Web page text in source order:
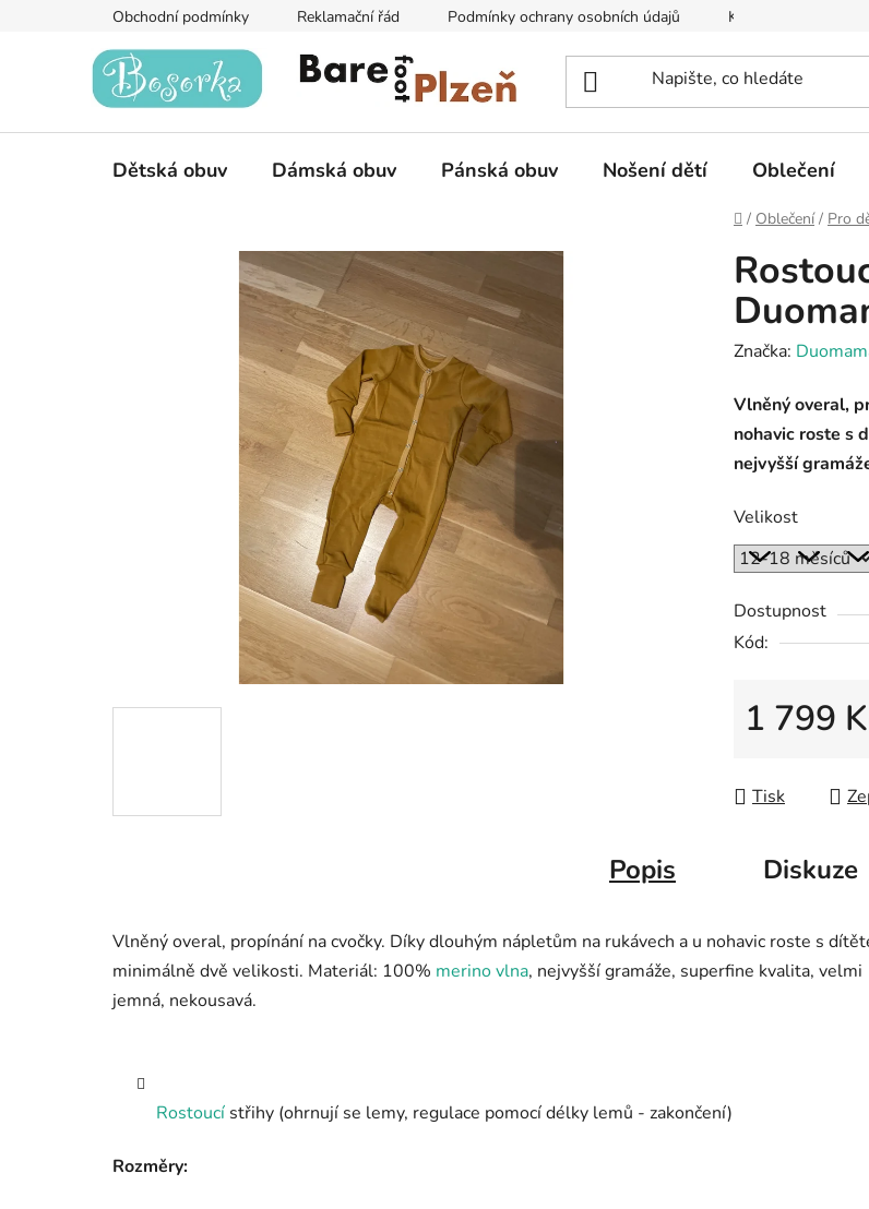
Obchodní podmínky Reklamační řád Podmínky ochrany osobních údajů Kontakty na prodejny
Dětská obuv Dámská obuv Pánská obuv Nošení dětí Oblečení
Domů
/ Oblečení / Pro
Značka:
Vlněný overal,
nohavic roste s
nejvyšší
Velikost
Dostupnost
Kód:
1 799
Tisk
Popis Diskuze
Vlněný overal, propínání na cvočky. Díky dlouhým nápletům na rukávech a u nohavic roste s
minimálně dvě velikosti. Materiál: 100% merino vlna, nejvyšší gramáže, superfine kvalita, velmi
jemná, nekousavá.
Rostoucí střihy (ohrnují se lemy, regulace pomocí délky lemů - zakončení)
Rozměry: